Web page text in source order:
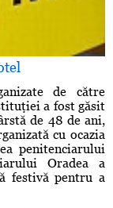
de către
a fost găsit
de 48 de ani,
cu ocazia
penitenciarului
Oradea a
festivă pentru a